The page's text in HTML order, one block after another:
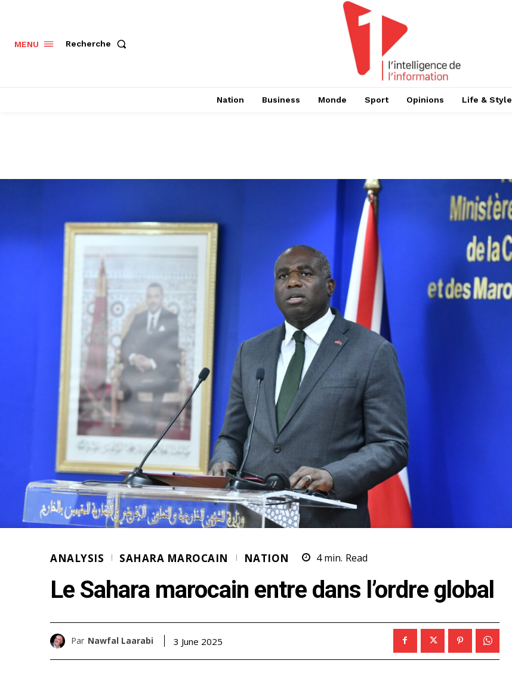
MENU Recherche
Nation Business Monde Sport Opinions Life & Style
ANALYSIS SAHARA MAROCAIN NATION 4min. Read
Le Sahara marocain entre dans l’ordre global
Par Nawfal Laarabi 3 June 2025